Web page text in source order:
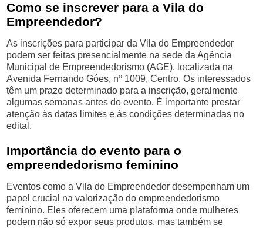
Como se inscrever para a Vila do
Empreendedor?
As inscrições para participar da Vila do Empreendedor
podem ser feitas presencialmente na sede da Agência
Municipal de Empreendedorismo (AGE), localizada na
Avenida Fernando Góes, nº 1009, Centro. Os interessados
têm um prazo determinado para a inscrição, geralmente
algumas semanas antes do evento. É importante prestar
atenção às datas limites e às condições determinadas no
edital.
Importância do evento para o
empreendedorismo feminino
Eventos como a Vila do Empreendedor desempenham um
papel crucial na valorização do empreendedorismo
feminino. Eles oferecem uma plataforma onde mulheres
podem não só expor seus produtos, mas também se